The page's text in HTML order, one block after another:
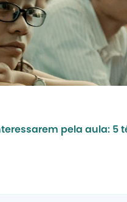
pela aula: 5